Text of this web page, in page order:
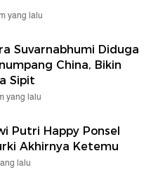
yang lalu
Suvarnabhumi Diduga
China, Bikin
Sipit
yang lalu
Putri Happy Ponsel
Akhirnya Ketemu
lalu